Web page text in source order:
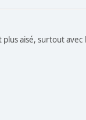
aisé, surtout avec